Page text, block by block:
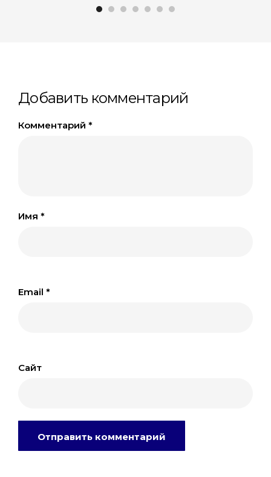
Добавить комментарий
Комментарий *
Имя *
Email *
Сайт